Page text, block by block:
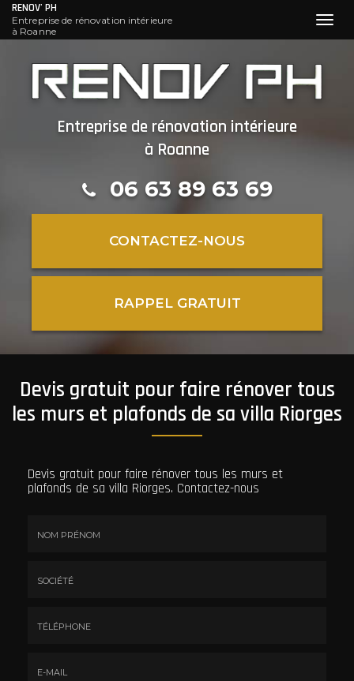
contenu
RENOV' PH
Entreprise de rénovation intérieure
à Roanne
Entreprise de rénovation intérieure
à Roanne
06 63 89 63 69
CONTACTEZ-NOUS
RAPPEL GRATUIT
Devis gratuit pour faire rénover tous
les murs et plafonds de sa villa Riorges
Devis gratuit pour faire rénover tous les murs et
plafonds de sa villa Riorges. Contactez-nous